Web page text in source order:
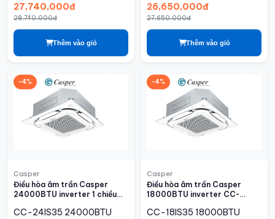
27,740,000đ
28,740,000đ
Thêm vào giỏ
26,650,000đ
27,650,000đ
Thêm vào giỏ
-4%
Casper
Điều hòa âm trần Casper
24000BTU inverter 1 chiều
CC-24IS35 24000BTU
-4%
Casper
Điều hòa âm trần Casper
18000BTU inverter CC-
CC-18IS35 18000BTU